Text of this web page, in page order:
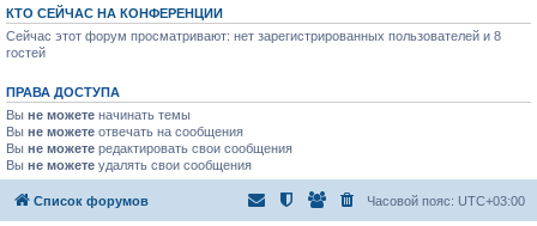
КТО СЕЙЧАС НА КОНФЕРЕНЦИИ
Сейчас этот форум просматривают: нет зарегистрированных пользователей и 8
гостей
ПРАВА ДОСТУПА
Вы не можете начинать темы
Вы не можете отвечать на сообщения
Вы не можете редактировать свои сообщения
Вы не можете удалять свои сообщения
Список форумов Часовой пояс: UTC+03:00